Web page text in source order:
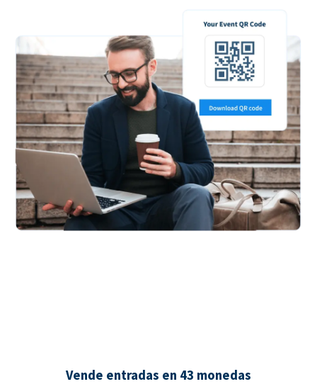
Vende entradas en 43 monedas